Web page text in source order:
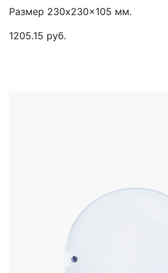
Размер 230x230x105 мм.
1205.15 руб.